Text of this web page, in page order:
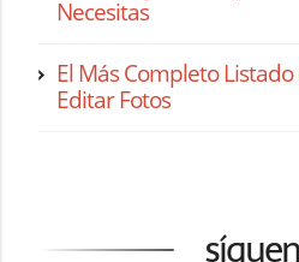
Necesitas
El Más Completo
Editar Fotos